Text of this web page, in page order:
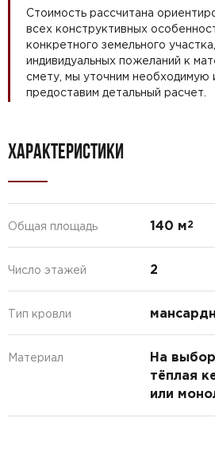
Стоимость рассчитана
всех конструктивных
конкретного земельного
индивидуальных пожеланий к
смету, мы уточним
предоставим детальный расчет.
ХАРАКТЕРИСТИКИ
Общая площадь 140 м2
Число этажей 2
Тип кровли
Материал
На
тёплая
или